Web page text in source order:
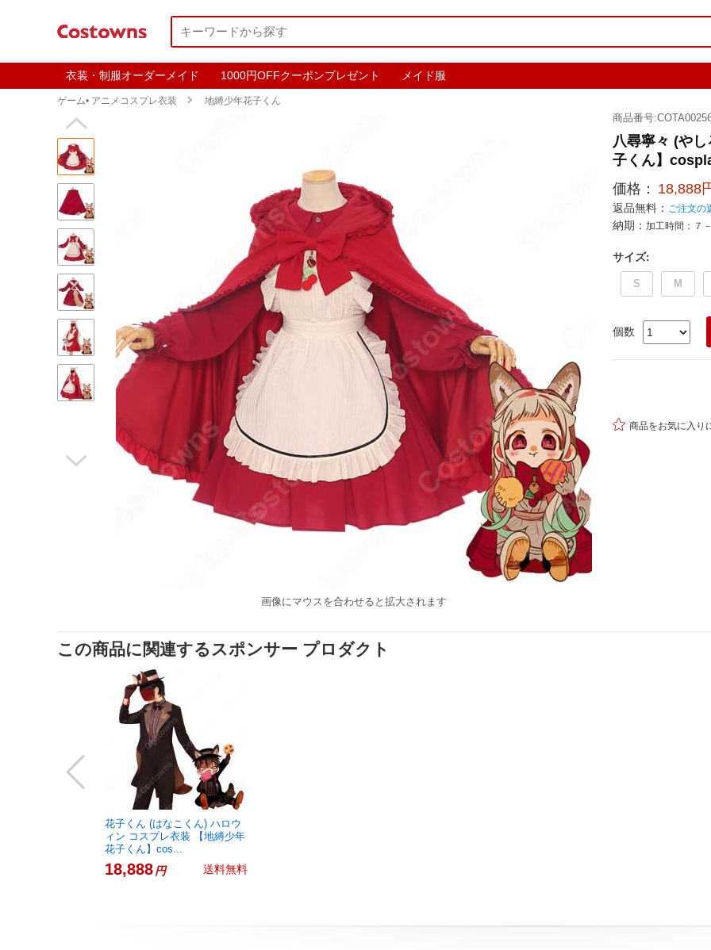
衣装・制服オーダーメイド 1000円OFFクーポンプレゼント メイド服
ゲーム• アニメコスプレ衣装  地縛少年花子くん


画像にマウスを合わせると拡大されます
商品番号
八尋寧々 (や
子くん】
価格： 18,888
返品無料： ご注文の
納期： 加工時間：７
サイズ:
S M
個数
 商品をお気に入り
この商品に関連するスポンサー プロダクト
花子くん (はなこくん) ハロウ
ィン コスプレ衣装 【地縛少年
花子くん】cos...
18,888円 送料無料